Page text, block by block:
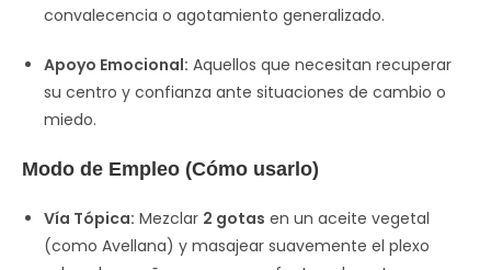
convalecencia o agotamiento generalizado.
Apoyo Emocional: Aquellos que necesitan recuperar
su centro y confianza ante situaciones de cambio o
miedo.
Modo de Empleo (Cómo usarlo)
Vía Tópica: Mezclar 2 gotas en un aceite vegetal
(como Avellana) y masajear suavemente el plexo